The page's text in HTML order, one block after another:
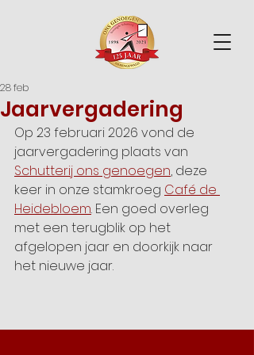
Jaarvergadering
28 feb
Op 23 februari 2026 vond de
jaarvergadering plaats van
Schutterij ons genoegen, deze
keer in onze stamkroeg Café de
Heidebloem. Een goed overleg
met een terugblik op het
afgelopen jaar en doorkijk naar
het nieuwe jaar.